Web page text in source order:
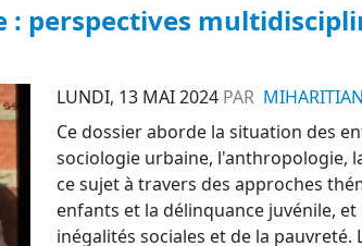
perspectives
LUNDI, 13 MAI 2024 PAR
Ce dossier aborde la situation des
sociologie urbaine, l'anthropologie,
ce sujet à travers des approches
enfants et la délinquance juvénile,
inégalités sociales et de la